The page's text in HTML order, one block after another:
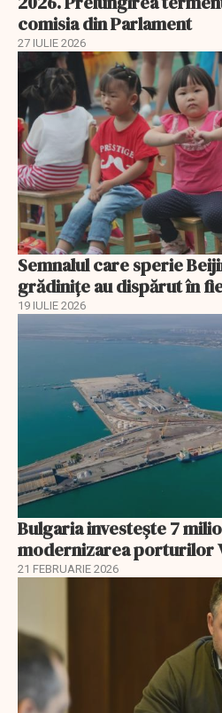
comisia din Parlament
27 IULIE 2026
Semnalul care sperie
grădinițe au dispărut în
19 IULIE 2026
Bulgaria investește 7
modernizarea porturilor
21 FEBRUARIE 2026